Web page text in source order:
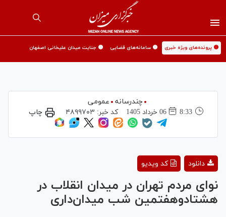
🟡 پرونده‌های ویژه خبری 🟡 سامانه‌های قضایی 🟡 جنایت میدان علیخانی اصفهان
چندرسانه
عمومی
8:33
06 خرداد 1405 کد خبر: ۴۸۹۹۷۰۳ چاپ
Video
کد ویدیو دانلود
نوای مردم تهران در میدان انقلاب در
هشتادوهفتمین شب میدان‌داری